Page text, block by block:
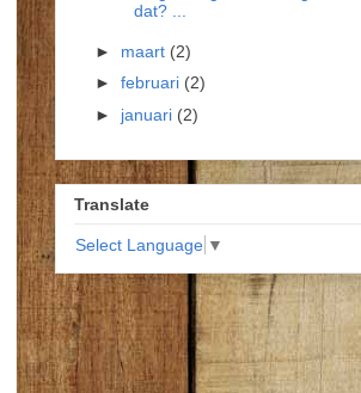
dat? ...
► maart (2)
► februari (2)
► januari (2)
Translate
Select Language ▼